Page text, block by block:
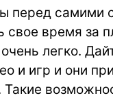
перед самими
свое время за
легко.
и игр и они
Такие